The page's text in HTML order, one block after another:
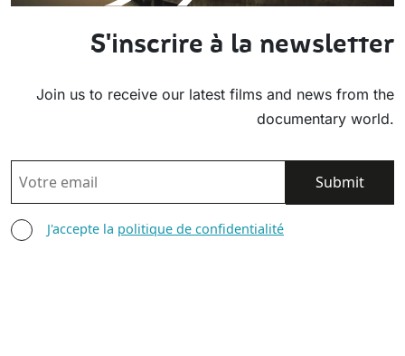
S'inscrire à la newsletter
Join us to receive our latest films and news from the
documentary world.
EMAIL
AGREE TERMS
J'accepte la politique de confidentialité